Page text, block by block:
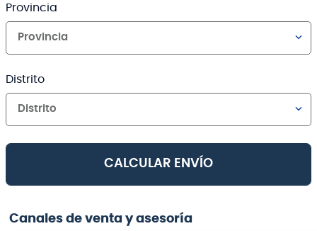
Provincia
Provincia
Distrito
Distrito
CALCULAR ENVÍO
Canales de venta y asesoría